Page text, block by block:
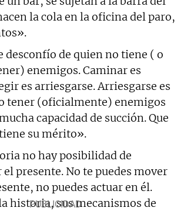
la cola en la oficina del paro,
desconfío de quien no tiene ( o
enemigos. Caminar es
es arriesgarse. Arriesgarse es
tener (oficialmente) enemigos
capacidad de succión. Que
su mérito».
no hay posibilidad de
el presente. No te puedes mover
no puedes actuar en él.
historia, sus mecanismos de